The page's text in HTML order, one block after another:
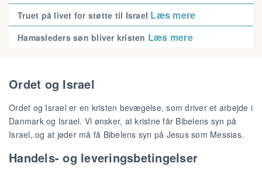
Truet på livet for støtte til Israel Læs mere
Hamasleders søn bliver kristen Læs mere
Ordet og Israel
Ordet og Israel er en kristen bevægelse, som driver et arbejde i
Danmark og Israel. Vi ønsker, at kristne får Bibelens syn på
Israel, og at jøder må få Bibelens syn på Jesus som Messias.
Handels- og leveringsbetingelser